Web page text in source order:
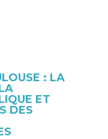
: LA
ET
DES